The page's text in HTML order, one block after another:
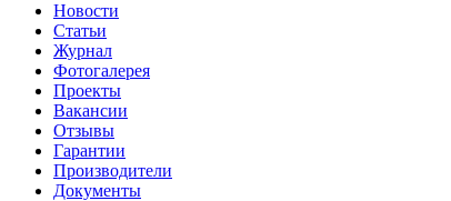
Новости
Статьи
Журнал
Фотогалерея
Проекты
Вакансии
Отзывы
Гарантии
Производители
Документы